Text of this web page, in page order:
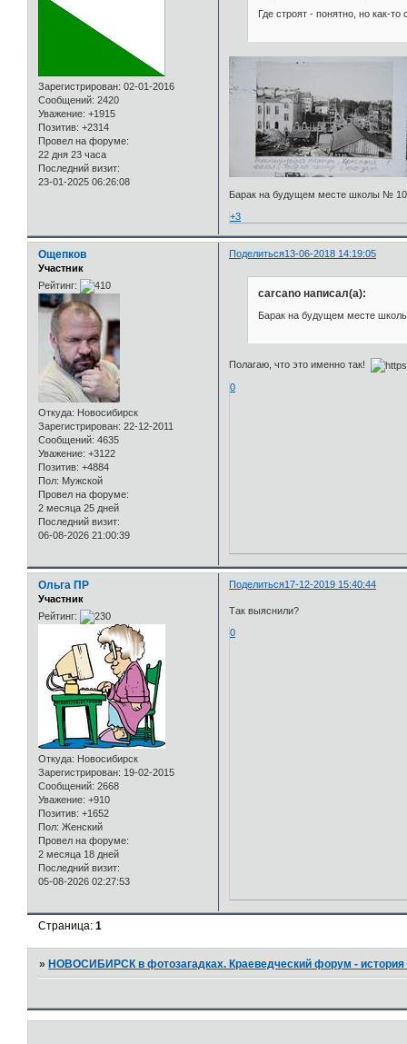
Зарегистрирован: 02-01-2016
Сообщений: 2420
Уважение: +1915
Позитив: +2314
Провел на форуме:
22 дня 23 часа
Последний визит:
23-01-2025 06:26:08
Где строят - понятно, но как-
Барак на будущем месте школы № 10
+3
Поделиться13-06-2018 14:19:05
Ощепков
Участник
Рейтинг:
Откуда: Новосибирск
Зарегистрирован: 22-12-2011
Сообщений: 4635
Уважение: +3122
Позитив: +4884
Пол: Мужской
Провел на форуме:
2 месяца 25 дней
Последний визит:
06-08-2026 21:00:39
carcano написал(а):
Барак на будущем месте школы
Полагаю, что это именно так!
0
Поделиться17-12-2019 15:40:44
Ольга ПР
Участник
Рейтинг:
Откуда: Новосибирск
Зарегистрирован: 19-02-2015
Сообщений: 2668
Уважение: +910
Позитив: +1652
Пол: Женский
Провел на форуме:
2 месяца 18 дней
Последний визит:
05-08-2026 02:27:53
Так выяснили?
0
Страница:1
»НОВОСИБИРСК в фотозагадках. Краеведческий форум - история